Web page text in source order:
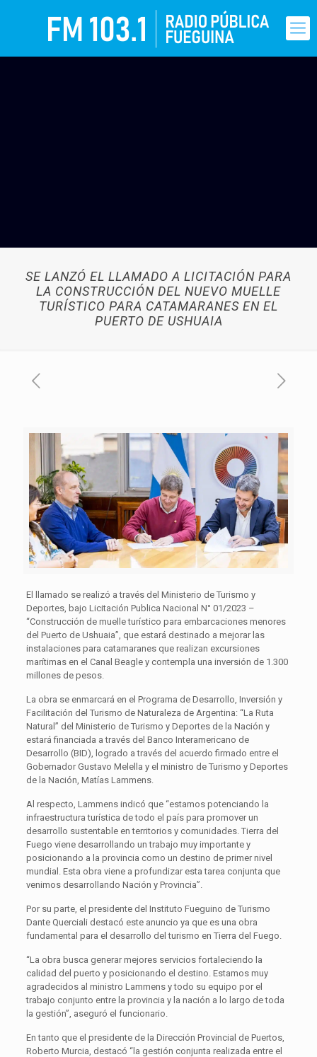
SE LANZÓ EL LLAMADO A LICITACIÓN PARA
LA CONSTRUCCIÓN DEL NUEVO MUELLE
TURÍSTICO PARA CATAMARANES EN EL
PUERTO DE USHUAIA
El llamado se realizó a través del Ministerio de Turismo y
Deportes, bajo Licitación Publica Nacional N° 01/2023 –
“Construcción de muelle turístico para embarcaciones menores
del Puerto de Ushuaia”, que estará destinado a mejorar las
instalaciones para catamaranes que realizan excursiones
marítimas en el Canal Beagle y contempla una inversión de 1.300
millones de pesos.
La obra se enmarcará en el Programa de Desarrollo, Inversión y
Facilitación del Turismo de Naturaleza de Argentina: ‘‘La Ruta
Natural” del Ministerio de Turismo y Deportes de la Nación y
estará financiada a través del Banco Interamericano de
Desarrollo (BID), logrado a través del acuerdo firmado entre el
Gobernador Gustavo Melella y el ministro de Turismo y Deportes
de la Nación, Matías Lammens.
Al respecto, Lammens indicó que “estamos potenciando la
infraestructura turística de todo el país para promover un
desarrollo sustentable en territorios y comunidades. Tierra del
Fuego viene desarrollando un trabajo muy importante y
posicionando a la provincia como un destino de primer nivel
mundial. Esta obra viene a profundizar esta tarea conjunta que
venimos desarrollando Nación y Provincia”.
Por su parte, el presidente del Instituto Fueguino de Turismo
Dante Querciali destacó este anuncio ya que es una obra
fundamental para el desarrollo del turismo en Tierra del Fuego.
“La obra busca generar mejores servicios fortaleciendo la
calidad del puerto y posicionando el destino. Estamos muy
agradecidos al ministro Lammens y todo su equipo por el
trabajo conjunto entre la provincia y la nación a lo largo de toda
la gestión”, aseguró el funcionario.
En tanto que el presidente de la Dirección Provincial de Puertos,
Roberto Murcia, destacó “la gestión conjunta realizada entre el